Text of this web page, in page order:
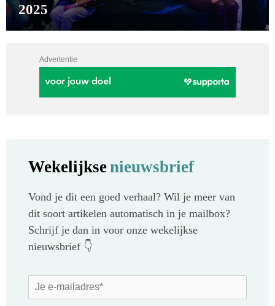
2025
Advertentie
Wekelijksenieuwsbrief
Vond je dit een goed verhaal? Wil je meer van
dit soort artikelen automatisch in je mailbox?
Schrijf je dan in voor onze wekelijkse
nieuwsbrief 👇